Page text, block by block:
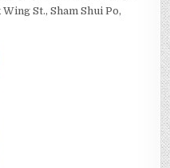
St., Sham Shui Po,